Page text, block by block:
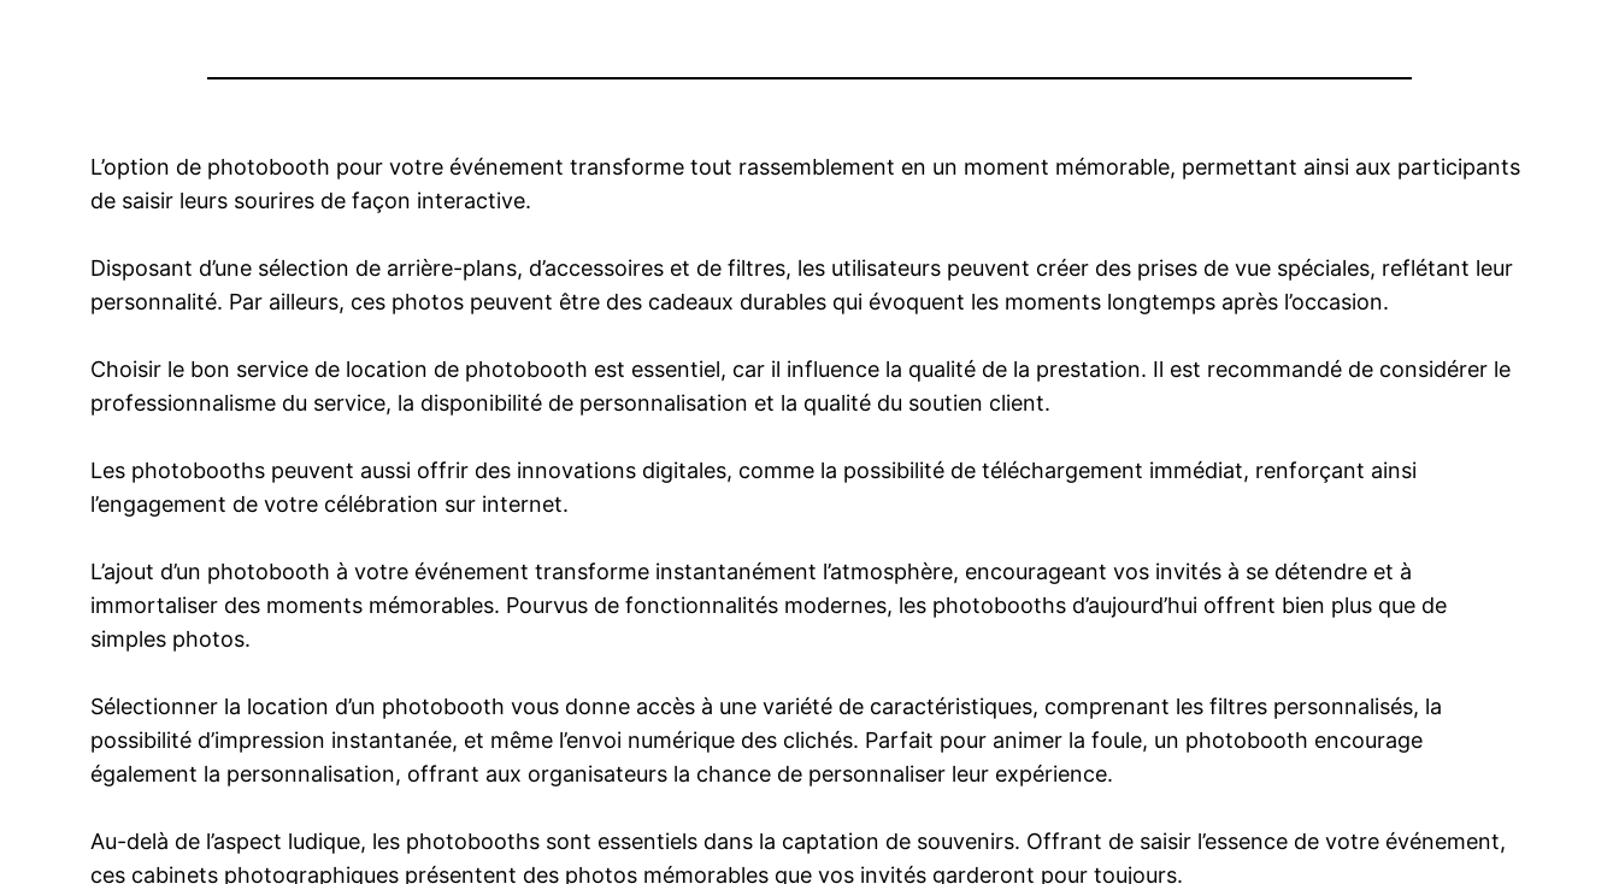
L’option de photobooth pour votre événement transforme tout rassemblement en un moment mémorable, permettant ainsi aux participants
de saisir leurs sourires de façon interactive.
Disposant d’une sélection de arrière-plans, d’accessoires et de filtres, les utilisateurs peuvent créer des prises de vue spéciales, reflétant leur
personnalité. Par ailleurs, ces photos peuvent être des cadeaux durables qui évoquent les moments longtemps après l’occasion.
Choisir le bon service de location de photobooth est essentiel, car il influence la qualité de la prestation. Il est recommandé de considérer le
professionnalisme du service, la disponibilité de personnalisation et la qualité du soutien client.
Les photobooths peuvent aussi offrir des innovations digitales, comme la possibilité de téléchargement immédiat, renforçant ainsi
l’engagement de votre célébration sur internet.
L’ajout d’un photobooth à votre événement transforme instantanément l’atmosphère, encourageant vos invités à se détendre et à
immortaliser des moments mémorables. Pourvus de fonctionnalités modernes, les photobooths d’aujourd’hui offrent bien plus que de
simples photos.
Sélectionner la location d’un photobooth vous donne accès à une variété de caractéristiques, comprenant les filtres personnalisés, la
possibilité d’impression instantanée, et même l’envoi numérique des clichés. Parfait pour animer la foule, un photobooth encourage
également la personnalisation, offrant aux organisateurs la chance de personnaliser leur expérience.
Au-delà de l’aspect ludique, les photobooths sont essentiels dans la captation de souvenirs. Offrant de saisir l’essence de votre événement,
ces cabinets photographiques présentent des photos mémorables que vos invités garderont pour toujours.